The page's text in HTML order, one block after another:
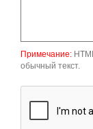
Примечание:
обычный текст.